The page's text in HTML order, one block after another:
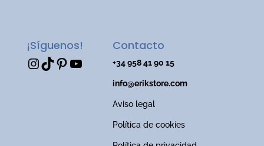
¡Síguenos!
InstagramTikTok Pinterest YouTube
Contacto
+34 958 41 90 15
info@erikstore.com
Aviso legal
Política de cookies